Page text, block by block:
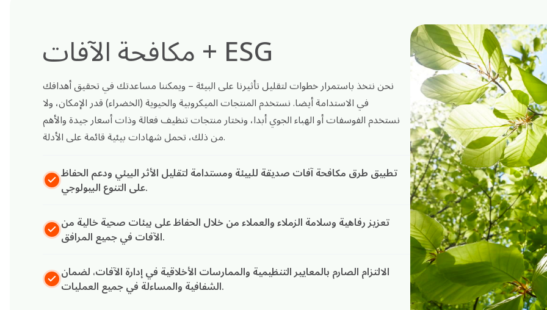
مكافحة الآفات + ESG
نحن نتخذ باستمرار خطوات لتقليل تأثيرنا على البيئة – ويمكننا مساعدتك في تحقيق أهدافك
في الاستدامة أيضا. نستخدم المنتجات الميكروبية والحيوية (الخضراء) قدر الإمكان، ولا
نستخدم الفوسفات أو الهباء الجوي أبدا، ونختار منتجات تنظيف فعالة وذات أسعار جيدة والأهم
من ذلك، تحمل شهادات بيئية قائمة على الأدلة.
تطبيق طرق مكافحة آفات صديقة للبيئة ومستدامة لتقليل الأثر البيئي ودعم الحفاظ
على التنوع البيولوجي.
تعزيز رفاهية وسلامة الزملاء والعملاء من خلال الحفاظ على بيئات صحية خالية من
الآفات في جميع المرافق.
الالتزام الصارم بالمعايير التنظيمية والممارسات الأخلاقية في إدارة الآفات، لضمان
الشفافية والمساءلة في جميع العمليات.